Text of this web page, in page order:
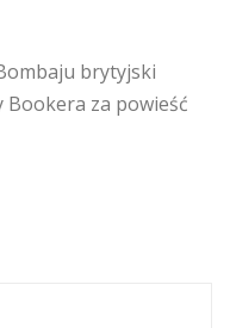
brytyjski
za powieść